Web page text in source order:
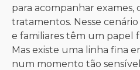
para acompanhar exames,
tratamentos. Nesse
e familiares têm um papel
Mas existe uma linha fina
num momento tão